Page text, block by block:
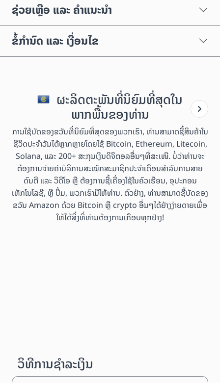
ຊ່ວຍເຫຼືອ ແລະ ຄຳແນະນຳ
ຂໍ້ກຳນົດ ແລະ ເງື່ອນໄຂ
ຜະລິດຕະພັນທີ່ນິຍົມທີ່ສຸດໃນ
ພາກພື້ນຂອງທ່ານ
ການໃຊ້ບັດຂອງຂວັນທີ່ນິຍົມທີ່ສຸດຂອງພວກເຮົາ, ທ່ານສາມາດຊື້ສິນຄ້າໃນ
ຊີວິດປະຈຳວັນໄດ້ຫຼາກຫຼາຍໂດຍໃຊ້ Bitcoin, Ethereum, Litecoin,
Solana, ແລະ 200+ ສະກຸນເງິນດິຈິຕອລອື່ນໆທີ່ສະເໜີ. ບໍ່ວ່າທ່ານຈະ
ຕ້ອງການຈ່າຍຄ່າບໍລິການສະໝັກສະມາຊິກປະຈຳເດືອນສຳລັບການສາຍ
ດົນຕີ ແລະ ວິດີໂອ ຫຼື ຕ້ອງການຊື້ເຄື່ອງໃຊ້ໃນຄົວເຮືອນ, ອຸປະກອນ
ເທັກໂນໂລຊີ, ຫຼື ປຶ້ມ, ພວກເຮົາມີໃຫ້ທ່ານ. ຕົວຢ່າງ, ທ່ານສາມາດຊື້ບັດຂອງ
ຂວັນ Amazon ດ້ວຍ Bitcoin ຫຼື crypto ອື່ນໆໄດ້ຢ່າງງ່າຍດາຍເພື່ອ
ໃຫ້ໄດ້ສິ່ງທີ່ທ່ານຕ້ອງການເກືອບທຸກຢ່າງ!
ວິທີການຊຳລະເງິນ